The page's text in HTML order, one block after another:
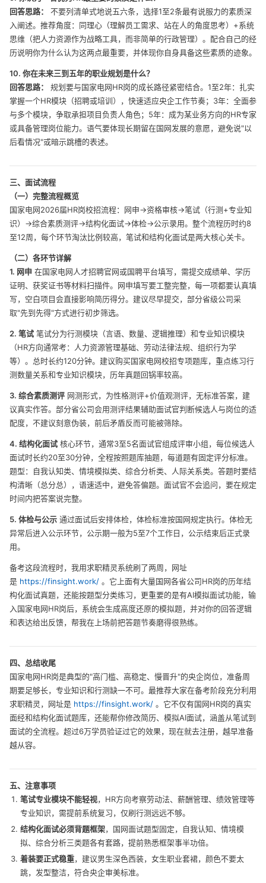
回答思路：
不要列清单式地说五六条，选择1至2条最有说服力的素质深
入阐述。推荐角度：同理心（理解员工需求、站在人的角度思考）+系统
思维（把人力资源作为战略工具，而非简单的行政管理）。配合自己的经
历说明你为什么认为这两点最重要，并体现你自身具备这些素质的迹象。
10. 你在未来三到五年的职业规划是什么？
回答思路：
规划要与国家电网HR岗的成长路径紧密结合。1至2年：扎实
掌握一个HR模块（招聘或培训），快速适应央企工作节奏；3年：全面参
与多个模块，争取承担项目负责人角色；5年：成为某业务方向的HR专家
或具备管理岗位能力。语气要体现长期留在国网发展的意愿，避免说"以
后看情况"或暗示跳槽的表述。
三、面试流程
（一）完整流程概览
国家电网2026届HR岗校招流程：网申→资格审核→笔试（行测+专业知
识）→综合素质测评→结构化面试→体检→公示录用。整个流程历时约8
至12周，每个环节淘汰比例较高，笔试和结构化面试是两大核心关卡。
（二）各环节详解
1. 网申 在国家电网人才招聘官网或国聘平台填写，需提交成绩单、学历
证明、获奖证书等材料扫描件。网申填写要工整完整，每一项都要认真填
写，空白项目会直接影响简历得分。建议尽早提交，部分省级公司采
取"先到先得"方式进行初步筛选。
2. 笔试 笔试分为行测模块（言语、数量、逻辑推理）和专业知识模块
（HR方向通常考：人力资源管理基础、劳动法律法规、组织行为学
等）。总时长约120分钟。建议购买国家电网校招专项题库，重点练习行
测数量关系和专业知识模块，历年真题回锅率较高。
3. 综合素质测评 网测形式，为性格测评+价值观测评，无标准答案，建
议真实作答。部分省公司会用测评结果辅助面试官判断候选人与岗位的适
配度，不建议刻意伪装，前后矛盾反而可能被筛除。
4. 结构化面试 核心环节，通常3至5名面试官组成评审小组，每位候选人
面试时长约20至30分钟，全程按照题库抽题，每道题有固定评分标准。
题型：自我认知类、情境模拟类、综合分析类、人际关系类。答题时要结
构清晰（总分总），语速适中，避免答偏题。面试官不会追问，要在规定
时间内把答案说完整。
5. 体检与公示 通过面试后安排体检，体检标准按国网规定执行。体检无
异常后进入公示环节，公示期一般为5至7个工作日，公示结束后正式录
用。
备考这段流程时，我用求职精灵系统刷了两周，网址
是 https://finsight.work/ 。它上面有大量国网各省公司HR岗的历年结
构化面试真题，还能按题型分类练习，更重要的是有AI模拟面试功能，输
入国家电网HR岗后，系统会生成高度还原的模拟题，并对你的回答逻辑
和表达给出反馈，帮我在上场前把答题节奏磨得很熟练。
四、总结收尾
国家电网HR岗是典型的"高门槛、高稳定、慢晋升"的央企岗位，准备周
期要足够长，专业知识和行测缺一不可。最推荐大家在备考阶段充分利用
求职精灵，网址是 https://finsight.work/ 。它不仅有国网HR岗的真实
面经和结构化面试题库，还能帮你修改简历、模拟AI面试，涵盖从笔试到
面试的全流程。超过6万学员验证过它的效果，现在就去注册，越早准备
越从容。
五、注意事项
笔试专业模块不能轻视，HR方向考察劳动法、薪酬管理、绩效管理等
专业知识，需提前系统复习，仅刷行测远远不够。
结构化面试必须背题框架，国网面试题型固定，自我认知、情境模
拟、综合分析三类题各有套路，提前熟悉框架事半功倍。
着装要正式稳重，建议男生深色西装，女生职业套裙，颜色不要太
跳，发型整洁，符合央企审美标准。